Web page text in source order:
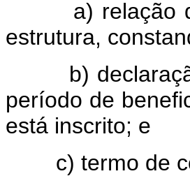
a) relação de
estrutura,
b) declaração
período de
está inscrito; e
c) termo de